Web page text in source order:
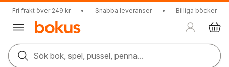
Fri frakt över 249 kr • Snabba leveranser • Billiga böcker
Sök bok, spel, pussel, penna...